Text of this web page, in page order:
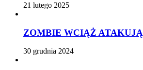
21 lutego 2025
ZOMBIE WCIĄŻ ATAKUJĄ
30 grudnia 2024